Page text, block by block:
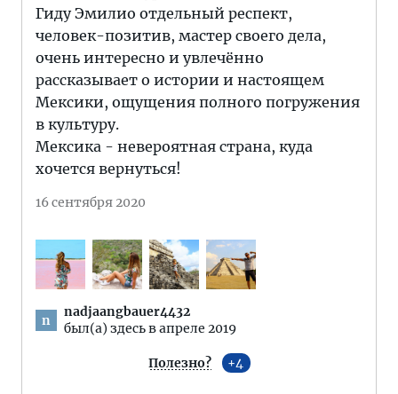
Гиду Эмилио отдельный респект,
человек-позитив, мастер своего дела,
очень интересно и увлечённо
рассказывает о истории и настоящем
Мексики, ощущения полного погружения
в культуру.
Мексика - невероятная страна, куда
хочется вернуться!
16 сентября 2020
n
nadjaangbauer4432
был(а) здесь в апреле 2019
Полезно? 4